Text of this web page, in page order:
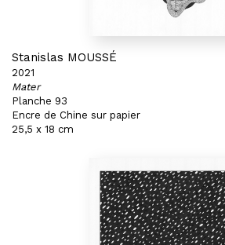
Stanislas MOUSSÉ
2021
Mater
Planche 93
Encre de Chine sur papier
25,5 x 18 cm